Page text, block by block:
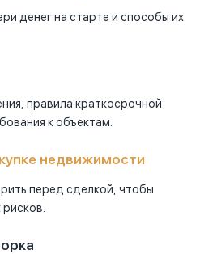
денег на старте и способы их
правила краткосрочной
к объектам.
недвижимости
перед сделкой, чтобы